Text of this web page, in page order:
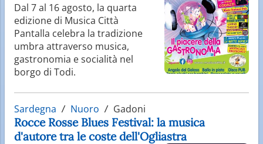
Dal 7 al 16 agosto, la quarta
edizione di Musica Città
Pantalla celebra la tradizione
umbra attraverso musica,
gastronomia e socialità nel
borgo di Todi.
Sardegna Nuoro Gadoni
Rocce Rosse Blues Festival: la musica
d'autore tra le coste dell'Ogliastra